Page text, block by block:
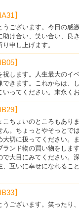
】
うございます。今日の感
助け合い、笑い合い、良
申し上げます。
】
祝します。人生最大のイ
できます。これからは、
ってください。末永くお
】
こちょいのところもあり
ん。ちょっとやそっとで
大切に扱ってください。
ランド物の買い物をしま
で大目にみてください。
、互いに幸せになれるこ
】
うございます。笑ったり、